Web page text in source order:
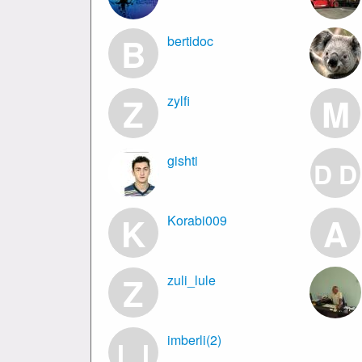
B bertidoc
Z zylfi M
gishti D D
K Korabi009 A
Z zuli_lule
I I imberli(2)